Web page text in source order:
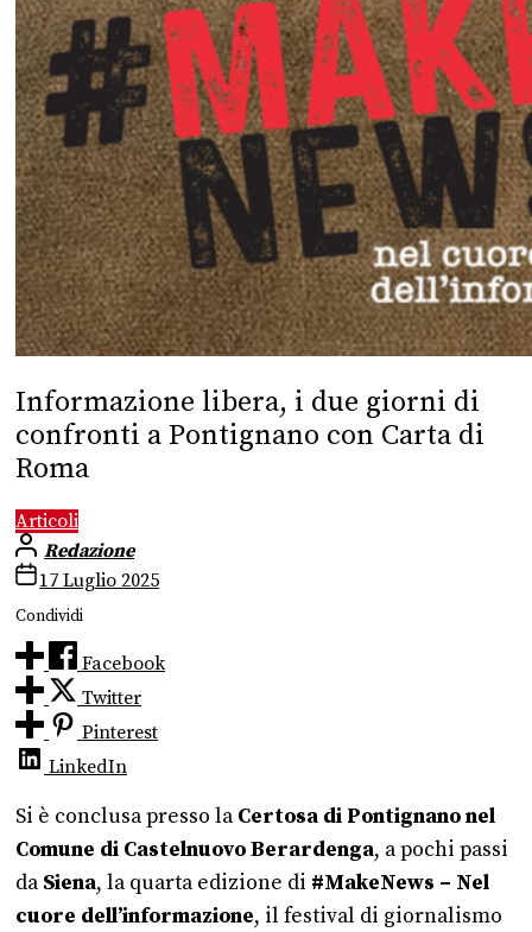
Informazione libera, i due giorni di
confronti a Pontignano con Carta di
Roma
Articoli
Redazione
17 Luglio 2025
Condividi
Facebook
Twitter
Pinterest
LinkedIn
Si è conclusa presso laCertosa di Pontignano nel
Comune di Castelnuovo Berardenga, a pochi passi
daSiena, la quarta edizione di #MakeNews – Nel
cuore dell’informazione, il festival di giornalismo